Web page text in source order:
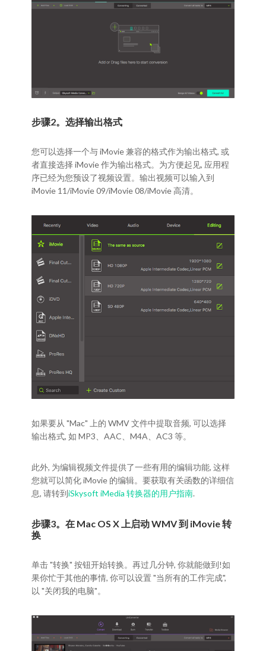
步骤2。选择输出格式
您可以选择一个与 iMovie 兼容的格式作为输出格式, 或
者直接选择 iMovie 作为输出格式。为方便起见, 应用程
序已经为您预设了视频设置。输出视频可以输入到
iMovie 11/iMovie 09/iMovie 08/iMovie 高清。
如果要从 "Mac" 上的 WMV 文件中提取音频, 可以选择
输出格式, 如 MP3、AAC、M4A、AC3 等。
此外, 为编辑视频文件提供了一些有用的编辑功能, 这样
您就可以简化 iMovie 的编辑。要获取有关函数的详细信
息, 请转到iSkysoft iMedia 转换器的用户指南.
步骤3。在 Mac OS X 上启动 WMV 到 iMovie 转
换
单击 "转换" 按钮开始转换。再过几分钟, 你就能做到!如
果你忙于其他的事情, 你可以设置 "当所有的工作完成",
以 "关闭我的电脑"。